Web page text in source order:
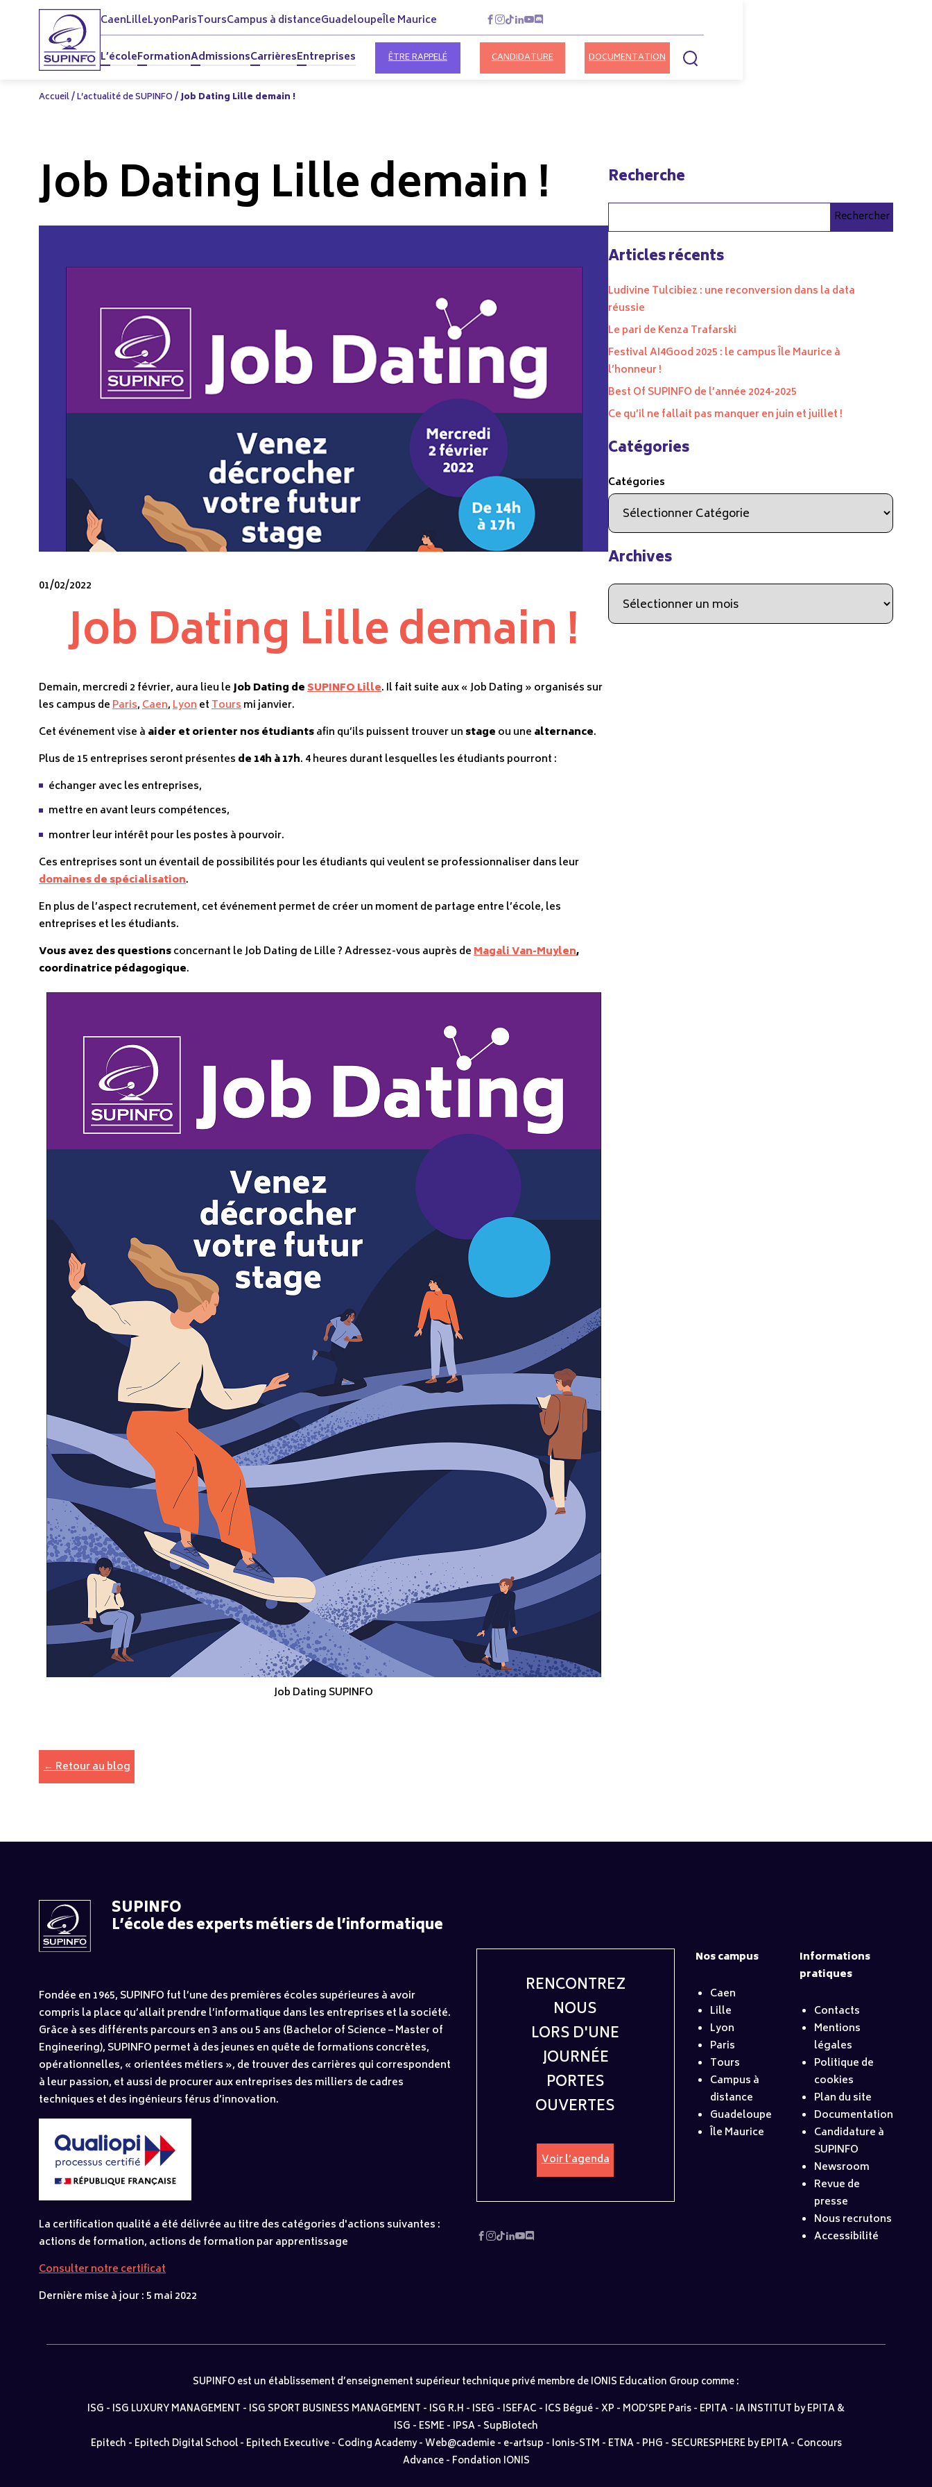
CaenLilleLyonParisToursCampus à distanceGuadeloupeÎle Maurice
L’écoleFormationAdmissionsCarrièresEntreprises ÊTRE RAPPELÉ CANDIDATURE DOCUMENTATION
Accueil/L’actualité de SUPINFO/Job Dating Lille demain !
Job Dating Lille demain !
01/02/2022
Job Dating Lille demain !
Demain, mercredi 2 février, aura lieu leJob Dating deSUPINFO Lille. Il fait suite aux « Job Dating » organisés sur
les campus deParis,Caen,LyonetToursmi janvier.
Cet événement vise à aider et orienter nos étudiantsafin qu’ils puissent trouver un stage ou une alternance.
Plus de 15 entreprises seront présentes de 14h à 17h. 4 heures durant lesquelles les étudiants pourront :
échanger avec les entreprises,
mettre en avant leurs compétences,
montrer leur intérêt pour les postes à pourvoir.
Ces entreprises sont un éventail de possibilités pour les étudiants qui veulent se professionnaliser dans leur
domaines de spécialisation.
En plus de l’aspect recrutement, cet événement permet de créer un moment de partage entre l’école, les
entreprises et les étudiants.
Vous avez des questionsconcernant le Job Dating de Lille ? Adressez-vous auprès deMagali Van-Muylen,
coordinatrice pédagogique.
Job Dating SUPINFO
← Retour au blog
Recherche
Rechercher
Articles récents
Ludivine Tulcibiez : une reconversion dans la data
réussie
Le pari de Kenza Trafarski
Festival AI4Good 2025 : le campus Île Maurice à
l’honneur !
Best Of SUPINFO de l’année 2024-2025
Ce qu’il ne fallait pas manquer en juin et juillet !
Catégories
Catégories
Archives
Archives
SUPINFO
L’école des experts métiers de l’informatique
Fondée en 1965, SUPINFO fut l’une des premières écoles supérieures à avoir
compris la place qu’allait prendre l’informatique dans les entreprises et la société.
Grâce à ses différents parcours en 3 ans ou 5 ans (Bachelor of Science – Master of
Engineering), SUPINFO permet à des jeunes en quête de formations concrètes,
opérationnelles, « orientées métiers », de trouver des carrières qui correspondent
à leur passion, et aussi de procurer aux entreprises des milliers de cadres
techniques et des ingénieurs férus d’innovation.
La certification qualité a été délivrée au titre des catégories d'actions suivantes :
actions de formation, actions de formation par apprentissage
Consulter notre certificat
Dernière mise à jour : 5 mai 2022
RENCONTREZ
NOUS
LORS D'UNE
JOURNÉE
PORTES
OUVERTES
Voir l’agenda
Nos campus
Caen
Lille
Lyon
Paris
Tours
Campus à
distance
Guadeloupe
Île Maurice
Informations
pratiques
Contacts
Mentions
légales
Politique de
cookies
Plan du site
Documentation
Candidature à
SUPINFO
Newsroom
Revue de
presse
Nous recrutons
Accessibilité
SUPINFO est un établissement d’enseignement supérieur technique privé membre de IONIS Education Group comme :
ISG - ISG LUXURY MANAGEMENT - ISG SPORT BUSINESS MANAGEMENT - ISG R.H - ISEG - ISEFAC - ICS Bégué-XP - MOD’SPE Paris- EPITA- IA INSTITUT by EPITA &
ISG - ESME- IPSA- SupBiotech
Epitech - Epitech Digital School- Epitech Executive- Coding Academy-Web@cademie- e-artsup - Ionis-STM - ETNA- PHG - SECURESPHERE by EPITA- Concours
Advance- Fondation IONIS